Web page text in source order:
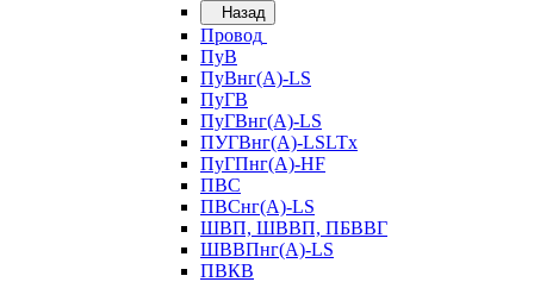
Назад
Провод
ПуВ
ПуВнг(А)-LS
ПуГВ
ПуГВнг(А)-LS
ПУГВнг(А)-LSLTx
ПуГПнг(А)-HF
ПВС
ПВСнг(А)-LS
ШВП, ШВВП, ПБВВГ
ШВВПнг(А)-LS
ПВКВ